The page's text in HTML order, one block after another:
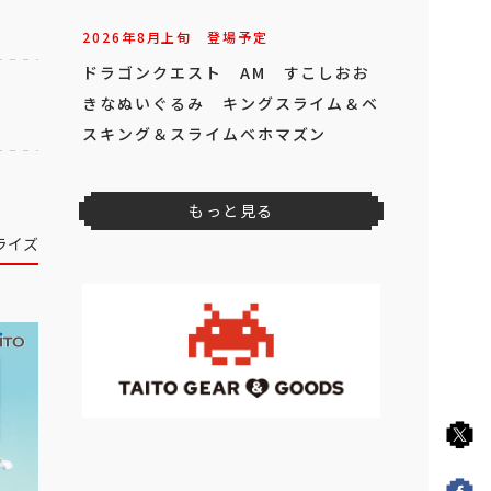
イズ
2026年8月上旬 登場予定
ドラゴンクエスト AM すこしおお
きなぬいぐるみ キングスライム＆ベ
スキング＆スライムベホマズン
もっと見る